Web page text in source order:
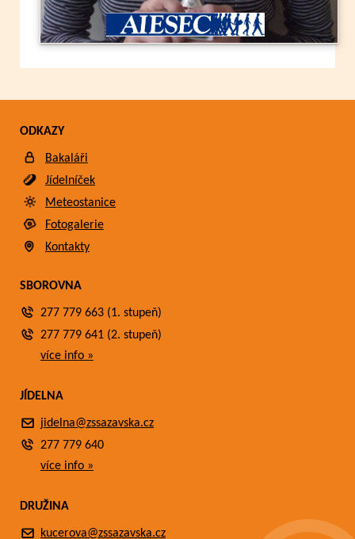
ODKAZY
Bakaláři
Jídelníček
Meteostanice
Fotogalerie
Kontakty
SBOROVNA
277 779 663 (1. stupeň)
277 779 641 (2. stupeň)
více info »
JÍDELNA
jidelna@zssazavska.cz
277 779 640
více info »
DRUŽINA
kucerova@zssazavska.cz